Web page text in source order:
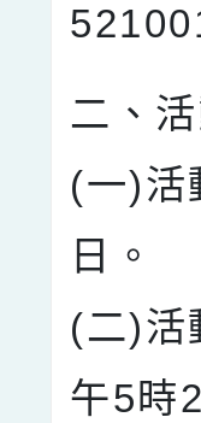
二、
(一)活
日。
(二)活
午5時